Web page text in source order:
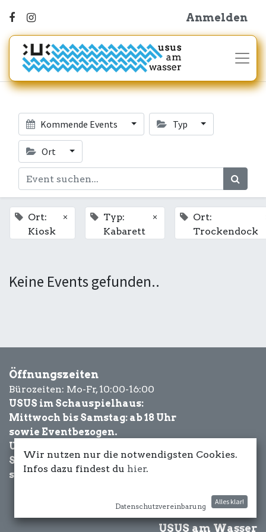
Anmelden
Kommende Events Typ
Ort
Ort:
Kiosk
×
Typ:
Kabarett
×
Ort:
Trockendock
Keine Events gefunden..
Öffnungszeiten
Bürozeiten: Mo-Fr, 10:00-16:00
USUS im Schauspielhaus:
Mittwoch bis Samstag: ab 18 Uhr
sowie Eventbezogen.
USUS am Wasser:
Schönwetter-
sowie Eventbezogen.
USUS am Wasser
Wir nutzen nur die notwendigsten Cookies.
Infos dazu findest du hier.
Datenschutzvereinbarung
Alles klar!